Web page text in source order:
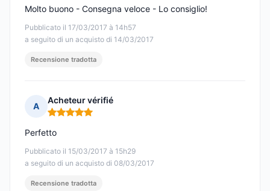
Pubblicato il 17/03/2017 à 14h57
a seguito di un acquisto di 14/03/2017
Molto buono - Consegna veloce - Lo consiglio!
Recensione tradotta
A
Acheteur vérifié
Nota: 5 su 5
Pubblicato il 15/03/2017 à 15h29
a seguito di un acquisto di 08/03/2017
Perfetto
Recensione tradotta